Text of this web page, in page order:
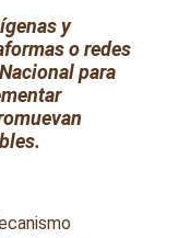
y
o redes
para